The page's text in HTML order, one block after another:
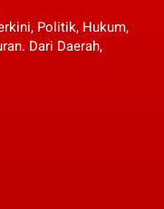
Politik, Hukum,
Dari Daerah,